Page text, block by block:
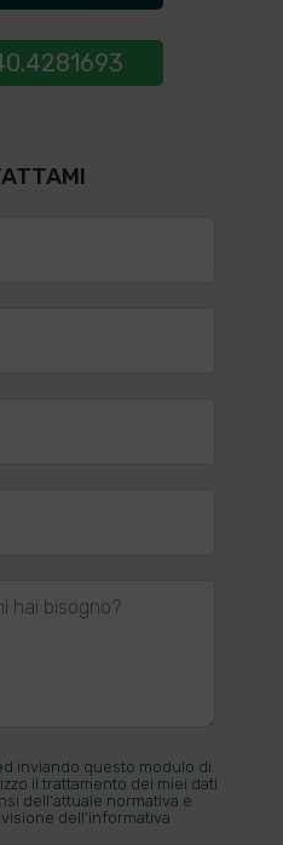
hai bisogno?
inviando questo modulo di
il trattamento dei miei dati
dell'attuale normativa e
dell'informativa